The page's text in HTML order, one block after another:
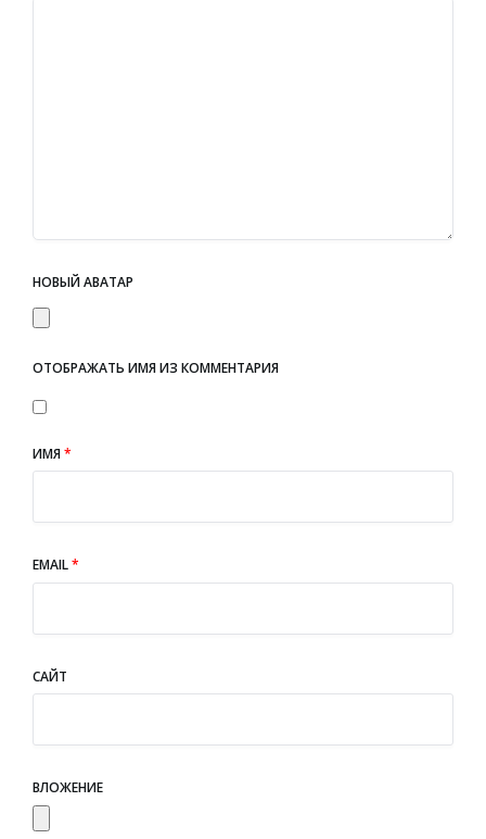
НОВЫЙ АВАТАР
ОТОБРАЖАТЬ ИМЯ ИЗ КОММЕНТАРИЯ
ИМЯ*
EMAIL*
САЙТ
ВЛОЖЕНИЕ